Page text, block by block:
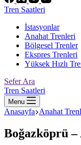
Tren Saatleri
İstasyonlar
Anahat Trenleri
Bölgesel Trenler
Ekspres Trenleri
Yüksek Hızlı
Sefer Ara
Tren Saatleri
Menu
Anasayfa Anahat
Boğazköprü